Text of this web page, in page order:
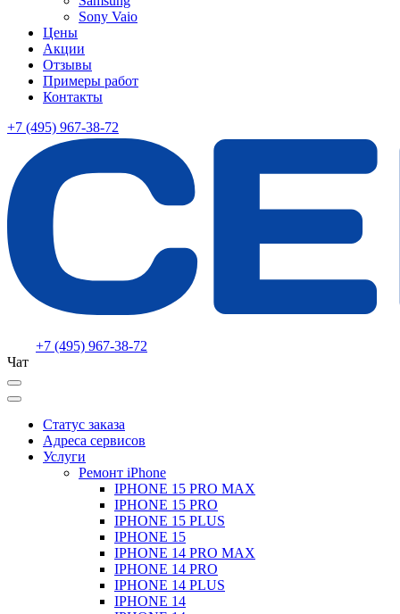
Sony Vaio
Цены
Акции
Отзывы
Примеры работ
Контакты
+7 (495) 967-38-72
+7 (495) 967-38-72
Чат
Статус заказа
Адреса сервисов
Услуги
Ремонт iPhone
IPHONE 15 PRO MAX
IPHONE 15 PRO
IPHONE 15 PLUS
IPHONE 15
IPHONE 14 PRO MAX
IPHONE 14 PRO
IPHONE 14 PLUS
IPHONE 14